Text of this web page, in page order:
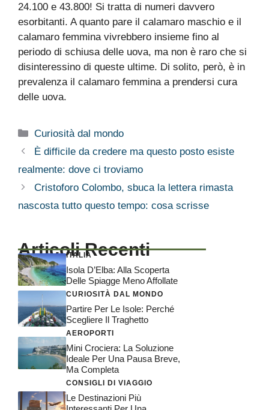
24.100 e 43.800! Si tratta di numeri davvero
esorbitanti. A quanto pare il calamaro maschio e il
calamaro femmina vivrebbero insieme fino al
periodo di schiusa delle uova, ma non è raro che si
disinteressino di queste ultime. Di solito, però, è in
prevalenza il calamaro femmina a prendersi cura
delle uova.
Categorie
Curiosità dal mondo
È difficile da credere ma questo posto esiste
realmente: dove ci troviamo
Cristoforo Colombo, sbuca la lettera rimasta
nascosta tutto questo tempo: cosa scrisse
Articoli Recenti
ITALIA
Isola D’Elba: Alla Scoperta
Delle Spiagge Meno Affollate
CURIOSITÀ DAL MONDO
Partire Per Le Isole: Perché
Scegliere Il Traghetto
AEROPORTI
Mini Crociera: La Soluzione
Ideale Per Una Pausa Breve,
Ma Completa
CONSIGLI DI VIAGGIO
Le Destinazioni Più